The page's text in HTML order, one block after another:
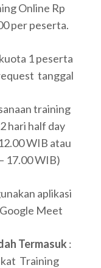
Online Rp
per peserta.
1 peserta
tanggal
training
hari half day
WIB atau
17.00 WIB)
aplikasi
Meet
Termasuk :
Training